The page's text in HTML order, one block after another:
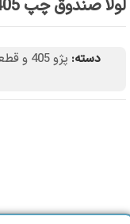
لولا‌ صندوق‌ ‌چپ‌ 405 شرکتی 0699
دسته: پژو 405 و قطعات مشترک با پارس و سمند